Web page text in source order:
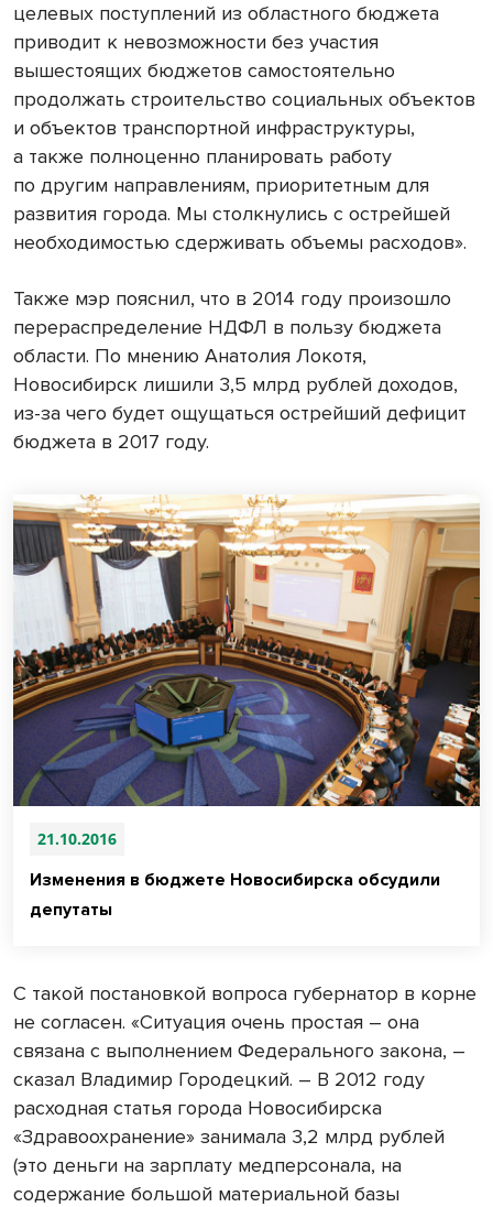
целевых поступлений из областного бюджета
приводит к невозможности без участия
вышестоящих бюджетов самостоятельно
продолжать строительство социальных объектов
и объектов транспортной инфраструктуры,
а также полноценно планировать работу
по другим направлениям, приоритетным для
развития города. Мы столкнулись с острейшей
необходимостью сдерживать объемы расходов».
Также мэр пояснил, что в 2014 году произошло
перераспределение НДФЛ в пользу бюджета
области. По мнению Анатолия Локотя,
Новосибирск лишили 3,5 млрд рублей доходов,
из-за чего будет ощущаться острейший дефицит
бюджета в 2017 году.
21.10.2016
Изменения в бюджете Новосибирска обсудили
депутаты
С такой постановкой вопроса губернатор в корне
не согласен. «Ситуация очень простая – она
связана с выполнением Федерального закона, –
сказал Владимир Городецкий. – В 2012 году
расходная статья города Новосибирска
«Здравоохранение» занимала 3,2 млрд рублей
(это деньги на зарплату медперсонала, на
содержание большой материальной базы